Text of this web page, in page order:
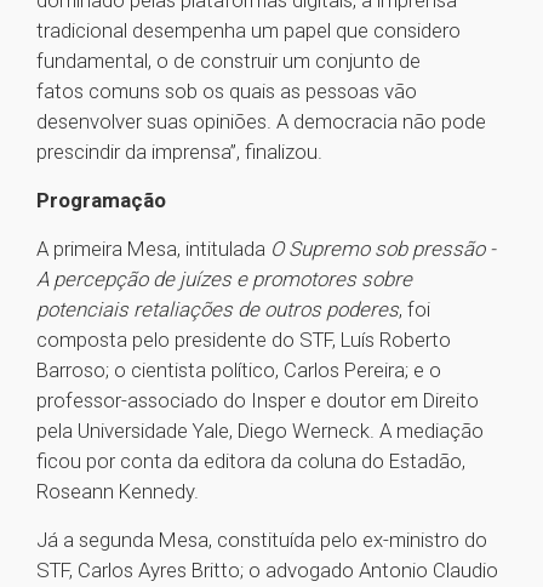
tradicional desempenha um papel que considero
fundamental, o de construir um conjunto de
fatos comuns sob os quais as pessoas vão
desenvolver suas opiniões. A democracia não pode
prescindir da imprensa”, finalizou.
Programação
A primeira Mesa, intitulada O Supremo sob pressão -
A percepção de juízes e promotores sobre
potenciais retaliações de outros poderes, foi
composta pelo presidente do STF, Luís Roberto
Barroso; o cientista político, Carlos Pereira; e o
professor-associado do Insper e doutor em Direito
pela Universidade Yale, Diego Werneck. A mediação
ficou por conta da editora da coluna do Estadão,
Roseann Kennedy.
Já a segunda Mesa, constituída pelo ex-ministro do
STF, Carlos Ayres Britto; o advogado Antonio Claudio